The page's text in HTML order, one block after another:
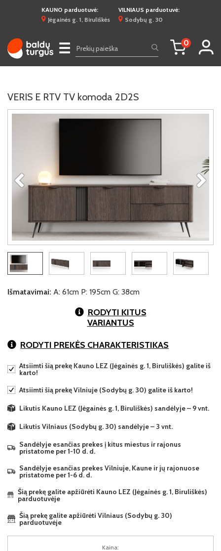
KAUNO parduotuvė:
Jėgainės g. 1, Biruliškės
VILNIAUS parduotuvė:
Sodybų g. 30
☰ 0
VERIS E RTV TV komoda 2D2S
Išmatavimai: A: 61cm P: 195cm G: 38cm
RODYTI KITUS
VARIANTUS
RODYTI PREKĖS CHARAKTERISTIKAS
Atsiimti šią prekę Kauno LEZ (Jėgainės g. 1, Biruliškės) galite iš
karto!
Atsiimti šią prekę Vilniuje (Sodybų g. 30) galite iš karto!
Likutis Kauno LEZ (Jėgainės g. 1, Biruliškės) sandėlyje – 9 vnt.
Likutis Vilniaus (Sodybų g. 30) sandėlyje – 3 vnt.
Sandėlyje esančias prekes į kitus miestus ir rajonus
pristatome per 1-10 d. d.
Sandėlyje esančias prekes Vilniuje, Kaune ir jų rajonuose
pristatome per 1-6 d. d.
Šią prekę galite apžiūrėti Kauno LEZ (Jėgainės g. 1, Biruliškės)
parduotuvėje
Šią prekę galite apžiūrėti Vilniaus (Sodybų g. 30)
parduotuvėje
Kaina: